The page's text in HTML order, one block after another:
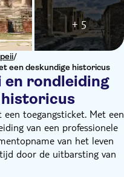
/
een deskundige historicus
en rondleiding
historicus
+ 5
toegangsticket. Met een
van een professionele
van het leven
door de uitbarsting van